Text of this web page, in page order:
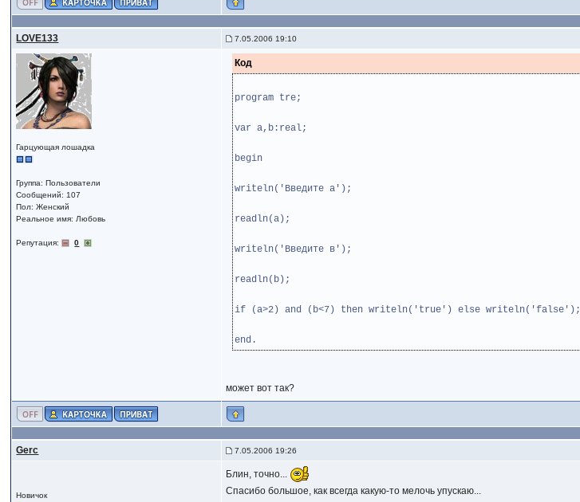
LOVE133 7.05.2006 19:10
Гарцующая лошадка
Группа: Пользователи
Сообщений: 107
Пол: Женский
Реальное имя: Любовь
Репутация: 0
Код
program tre;
var a,b:real;
begin
writeln('Введите а');
readln(a);
writeln('Введите в');
readln(b);
if (a>2) and (b<7) then writeln('true') else writeln('false');
end.
может вот так?
Gerc 7.05.2006 19:26
Новичок
Блин, точно...
Спасибо большое, как всегда какую-то мелочь упускаю...